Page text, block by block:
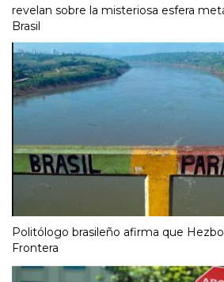
revelan sobre la misteriosa esfera
Brasil
Politólogo brasileño afirma que
Frontera